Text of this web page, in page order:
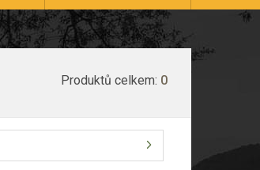
Produktů celkem: 0